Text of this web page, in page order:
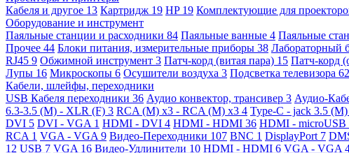
Кабеля и другое 13 Картридж 19 HP 19 Комплектующие для
Оборудование и инструмент
Паяльные станции и расходники 84 Паяльные ванные 4 Паяльные
Прочее 44 Блоки питания, измерительные приборы 38 Лабораторный
RJ45 9 Обжимной инструмент 3 Патч-корд (витая пара) 15 Патч-корд
Лупы 16 Микроскопы 6 Осушители воздуха 3 Подсветка телевизора 62
Кабели, шлейфы, переходники
USB Кабеля переходники 36 Аудио конвектор, трансивер 3 Аудио-
6.3-3.5 (M) - XLR (F) 3 RCA (M) x3 - RCA (M) x3 4 Type-C - jack 3.5 (M)
DVI 5 DVI - VGA 1 HDMI - DVI 4 HDMI - HDMI 36 HDMI - microUSB
RCA 1 VGA - VGA 9 Видео-Переходники 107 BNC 1 DisplayPort 7
12 USB 7 VGA 16 Видео-Удлинители 10 HDMI - HDMI 6 VGA - VGA